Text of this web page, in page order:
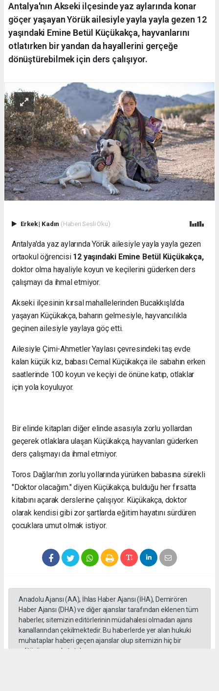
Antalya'nın Akseki ilçesinde yaz aylarında konar
göçer yaşayan Yörük ailesiyle yayla yayla gezen 12
yaşındaki Emine Betül Küçükakça, hayvanlarını
otlatırken bir yandan da hayallerini gerçeğe
dönüştürebilmek için ders çalışıyor.
Erkek| Kadın (Haberi Sesli Oku)
Antalya'da yaz aylarında Yörük ailesiyle yayla yayla gezen
ortaokul öğrencisi 12 yaşındaki Emine Betül Küçükakça,
doktor olma hayaliyle koyun ve keçilerini güderken ders
çalışmayı da ihmal etmiyor.
Akseki ilçesinin kırsal mahallelerinden Bucakkışla'da
yaşayan Küçükakça, baharın gelmesiyle, hayvancılıkla
geçinen ailesiyle yaylaya göç etti.
Ailesiyle Çimi-Ahmetler Yaylası çevresindeki taş evde
kalan küçük kız, babası Cemal Küçükakça ile sabahın erken
saatlerinde 100 koyun ve keçiyi de önüne katıp, otlaklar
için yola koyuluyor.
Bir elinde kitapları diğer elinde asasıyla zorlu yollardan
geçerek otlaklara ulaşan Küçükakça, hayvanları güderken
ders çalışmayı da ihmal etmiyor.
Toros Dağları'nın zorlu yollarında yürürken babasına sürekli
"Doktor olacağım." diyen Küçükakça, bulduğu her fırsatta
kitabını açarak derslerine çalışıyor. Küçükakça, doktor
olarak kendisi gibi zor şartlarda eğitim hayatını sürdüren
çocuklara umut olmak istiyor.
Anadolu Ajansı (AA), İhlas Haber Ajansı (İHA), Demirören
Haber Ajansı (DHA) ve diğer ajanslar tarafından eklenen tüm
haberler, sitemizin editörlerinin müdahalesi olmadan ajans
kanallarından çekilmektedir. Bu haberlerde yer alan hukuki
muhataplar haberi geçen ajanslar olup sitemizin hiç bir
editörü sorumlu tutulamaz...